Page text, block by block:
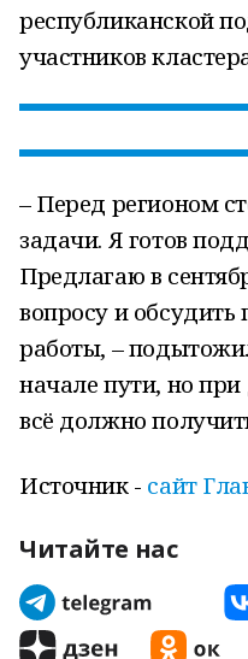
республиканской
участников
– Перед регионом
задачи. Я готов
Предлагаю в
вопросу и
работы, –
начале пути, но
всё должно
Источник - сайт
Читайте нас